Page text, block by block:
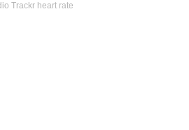
Trackr heart rate